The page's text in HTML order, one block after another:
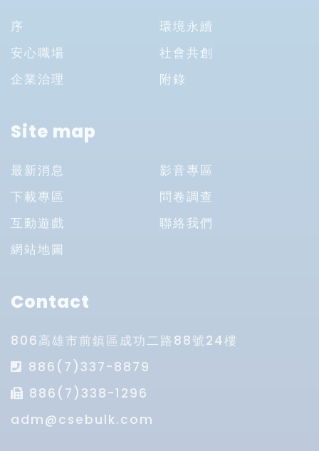
序
環境永續
安心職場
社會共創
企業治理
附錄
Site map
最新消息
影音專區
下載專區
問卷調查
互動遊戲
聯絡我們
網站地圖
Contact
806高雄市前鎮區成功二路88號24樓
886(7)337-8879
886(7)338-1296
adm@csebulk.com